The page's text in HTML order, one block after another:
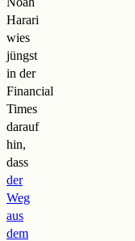
Harari
wies
jüngst
in der
Financial
Times
darauf
hin,
dass
der
Weg
aus
dem